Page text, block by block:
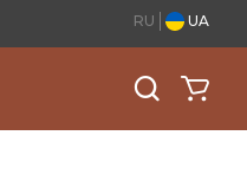
RU UA